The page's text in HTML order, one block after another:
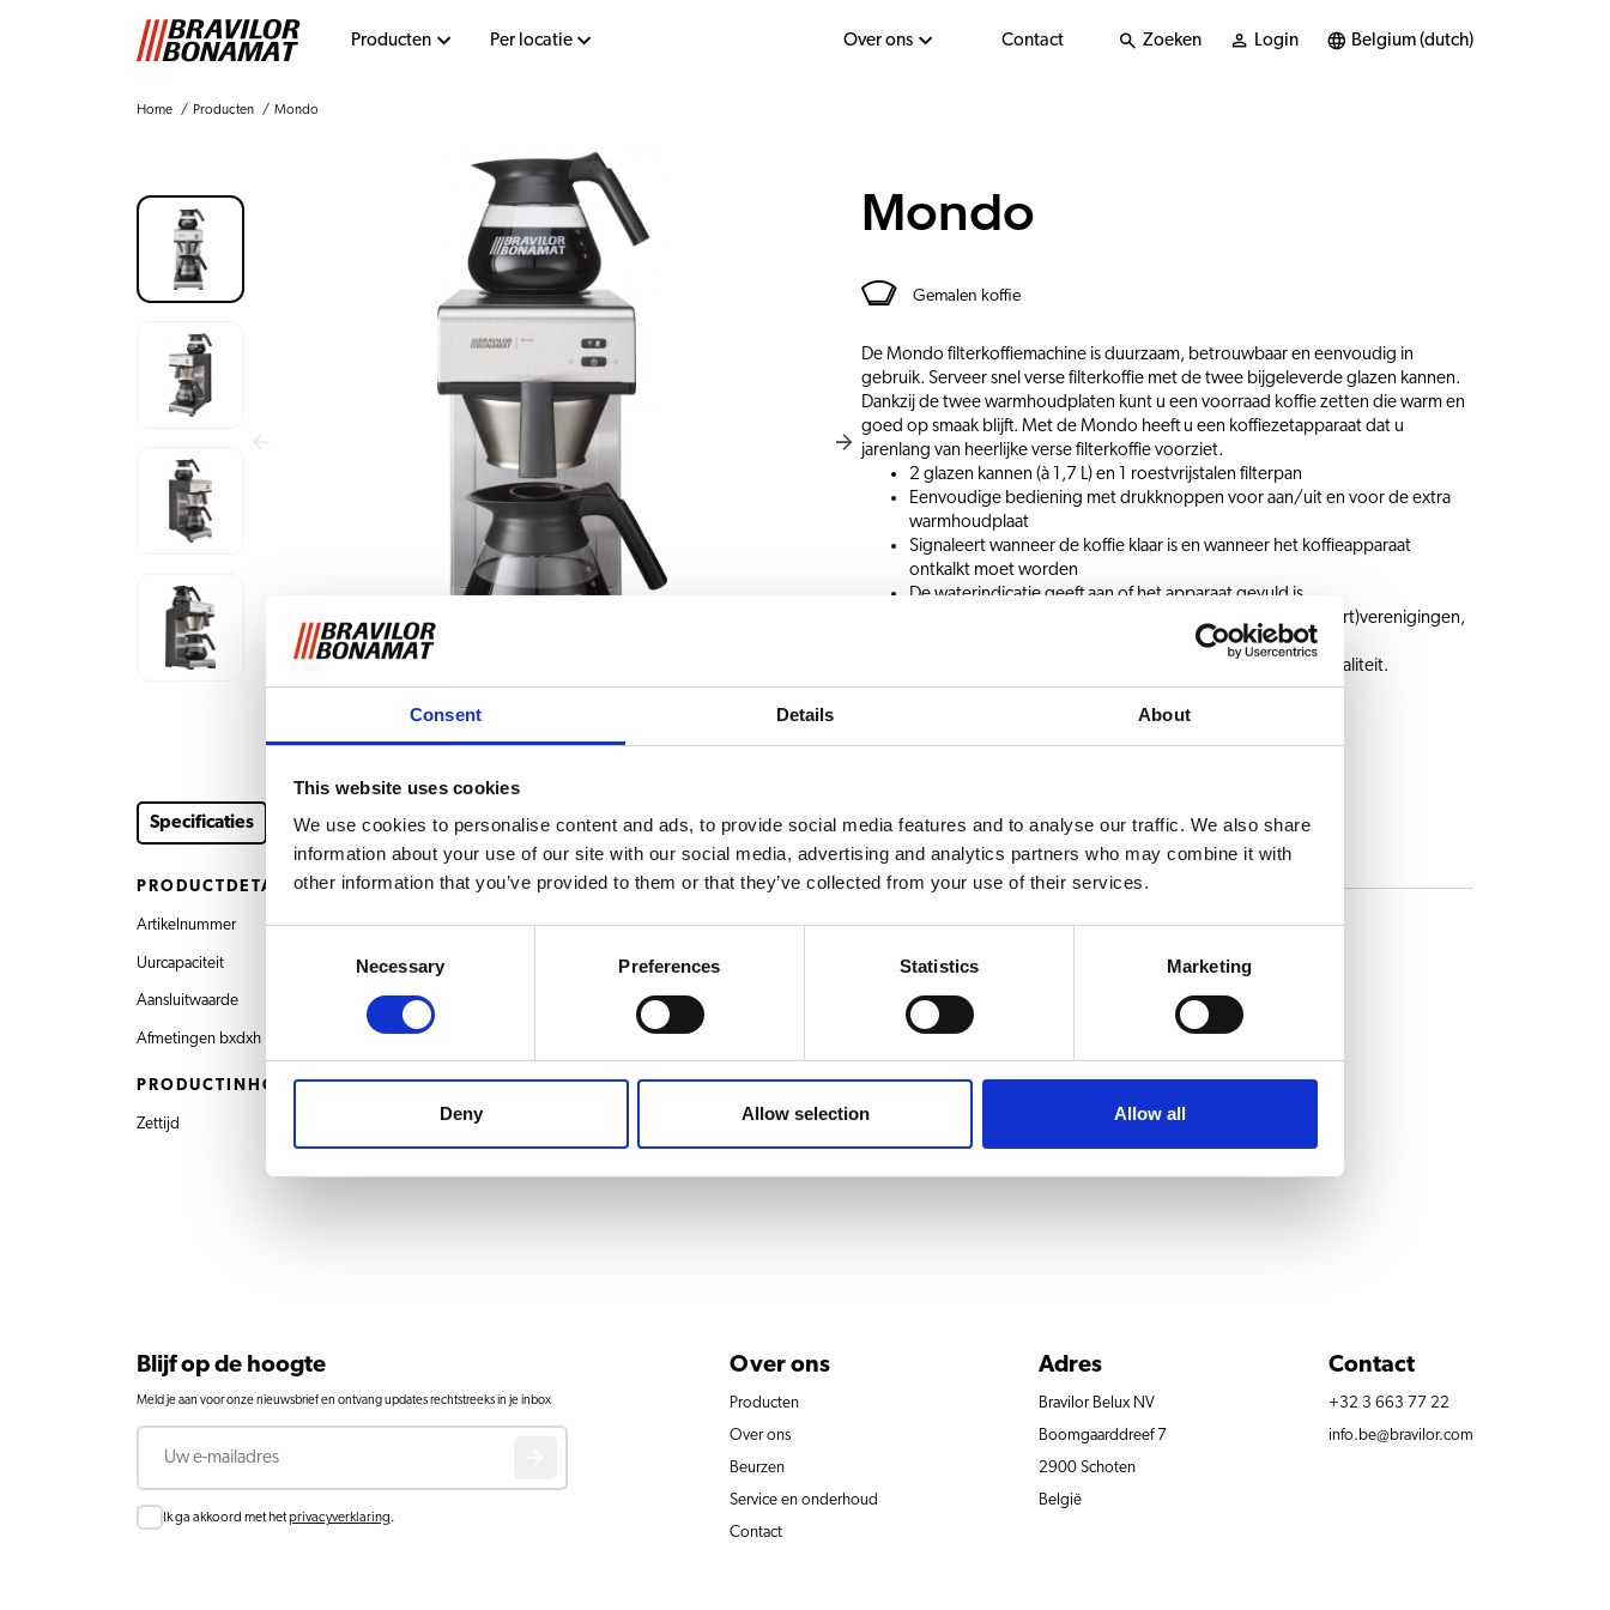
Consent Details About
This website uses cookies
We use cookies to personalise content and ads, to provide social media features and to analyse our traffic. We also share
information about your use of our site with our social media, advertising and analytics partners who may combine it with
other information that you’ve provided to them or that they’ve collected from your use of their services.
Necessary Preferences Statistics Marketing
Deny Allow selection Allow all
Producten Per locatie Over ons Contact Zoeken Login Belgium (dutch)
Home Producten Mondo
Mondo
Gemalen koffie
De Mondo filterkoffiemachine is duurzaam, betrouwbaar en eenvoudig in
gebruik. Serveer snel verse filterkoffie met de twee bijgeleverde glazen kannen.
Dankzij de twee warmhoudplaten kunt u een voorraad koffie zetten die warm en
goed op smaak blijft. Met de Mondo heeft u een koffiezetapparaat dat u
jarenlang van heerlijke verse filterkoffie voorziet.
2 glazen kannen (à 1,7 L) en 1 roestvrijstalen filterpan
Eenvoudige bediening met drukknoppen voor aan/uit en voor de extra
warmhoudplaat
Signaleert wanneer de koffie klaar is en wanneer het koffieapparaat
ontkalkt moet worden
De waterindicatie geeft aan of het apparaat gevuld is
Deze filterkoffiemachine wordt aanbevolen voor o.a. (sport)verenigingen,
Zelfregulerende warmhoudplaten voor optimale koffiekwaliteit.
Specificaties Instructievideo's Downloads en documenten Accessoires
PRODUCTDETAILS
Artikelnummer 8.010.020.31002 Mondo
Uurcapaciteit 18 l
Aansluitwaarde 230V~ 50/60Hz 2140W
Afmetingen bxdxh 195x406x446 mm
PRODUCTINHOUD
Zettijd 5 min. / 1 kan
KEUZE UIT DRANKEN
Blijf op de hoogte
Meld je aan voor onze nieuwsbrief en ontvang updates rechtstreeks in je inbox
E-mail
Consent
Ik ga akkoord met hetprivacyverklaring.
Over ons
Producten
Over ons
Beurzen
Service en onderhoud
Contact
Adres
Bravilor Belux NV
Boomgaarddreef 7
2900 Schoten
België
Contact
+32 3 663 77 22
info.be@bravilor.com